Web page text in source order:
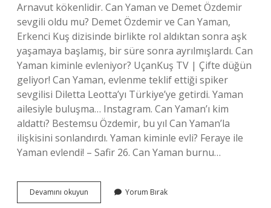
Arnavut kökenlidir. Can Yaman ve Demet Özdemir
sevgili oldu mu? Demet Özdemir ve Can Yaman,
Erkenci Kuş dizisinde birlikte rol aldıktan sonra aşk
yaşamaya başlamış, bir süre sonra ayrılmışlardı. Can
Yaman kiminle evleniyor? UçanKuş TV | Çifte düğün
geliyor! Can Yaman, evlenme teklif ettiği spiker
sevgilisi Diletta Leotta’yı Türkiye’ye getirdi. Yaman
ailesiyle buluşma… Instagram. Can Yaman’ı kim
aldattı? Bestemsu Özdemir, bu yıl Can Yaman’la
ilişkisini sonlandırdı. Yaman kiminle evli? Feraye ile
Yaman evlendi! – Safir 26. Can Yaman burnu…
Devamını okuyun
Yaman
Yorum Bırak